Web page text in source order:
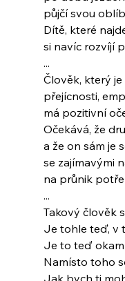
půjčí svou
Dítě, které
si navíc rozvíjí
...
Člověk, který
přejícnosti,
má pozitivní
Očekává, že
a že on sám je
se zajímavými
na průnik
...
Takový člověk
Je tohle teď, v
Je to teď
Namísto toho